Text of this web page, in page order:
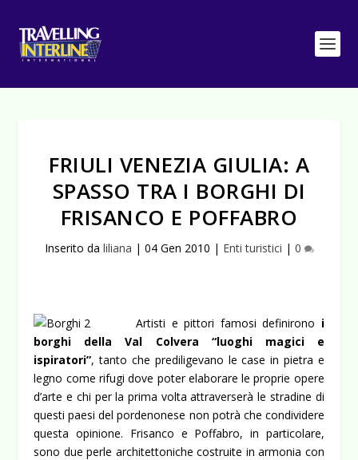
FRIULI VENEZIA GIULIA: A
SPASSO TRA I BORGHI DI
FRISANCO E POFFABRO
Inserito da liliana | 04 Gen 2010 | Enti turistici | 0
Artisti e pittori famosi definirono i
borghi della Val Colvera “luoghi magici e
ispiratori”, tanto che prediligevano le case in pietra e
legno come rifugi dove poter elaborare le proprie opere
d’arte e chi per la prima volta attraverserà le stradine di
questi paesi del pordenonese non potrà che condividere
questa opinione. Frisanco e Poffabro, in particolare,
sono due perle architettoniche costruite in armonia con